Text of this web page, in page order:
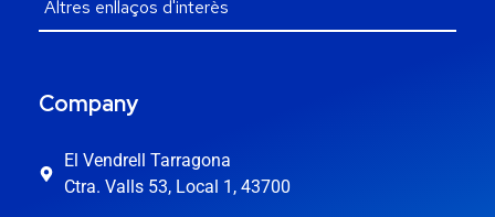
Company
El Vendrell Tarragona
Ctra. Valls 53, Local 1, 43700